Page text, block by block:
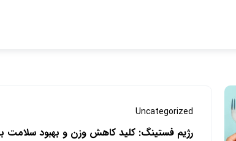
Uncategorized
رژیم فستینگ: کلید کاهش وزن و بهبود سلامت